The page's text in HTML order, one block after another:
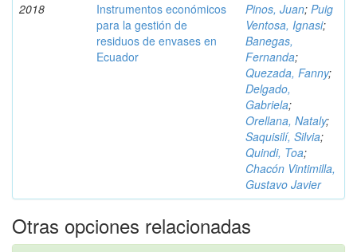
2018
Instrumentos económicos
para la gestión de
residuos de envases en
Ecuador
Pinos, Juan; Puig
Ventosa, Ignasi;
Banegas,
Fernanda;
Quezada, Fanny;
Delgado,
Gabriela;
Orellana, Nataly;
Saquisilí, Silvia;
Quindi, Toa;
Chacón Vintimilla,
Gustavo Javier
Otras opciones relacionadas